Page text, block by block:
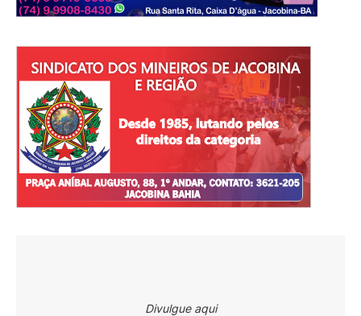
Divulgue aqui